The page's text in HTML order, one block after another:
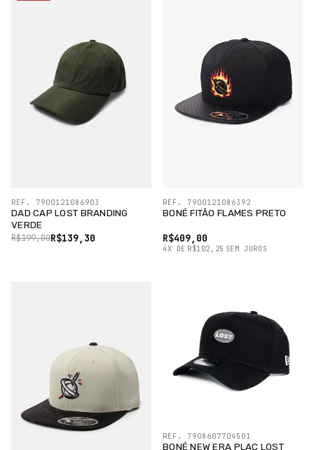
DAD CAP LOST BRANDING
VERDE
R$139,30
R$199,00
REF. 7900121086903
BONÉ FITÃO FLAMES PRETO
R$409,00
4X DE R$102,25 SEM JUROS
REF. 7900121086392
BONÉ NEW ERA PLAC LOST
REF. 7908607704501